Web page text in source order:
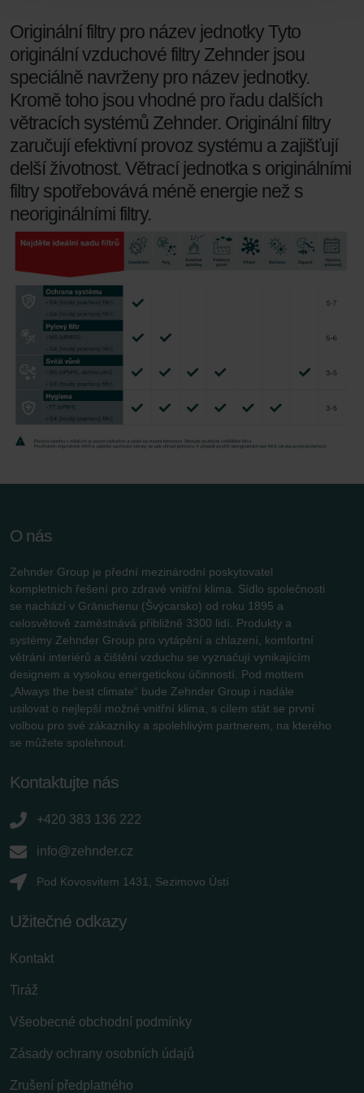
Zehnder Group Schweiz AG: Datenschutz
Zehnder Polska Sp. z o.o.: Oświadczenie o ochronie
danych Zehnder
Zehnder Group UK Limited: Privacy Policy
Originální filtry pro název jednotky Tyto
originální vzduchové filtry Zehnder jsou
speciálně navrženy pro název jednotky.
Kromě toho jsou vhodné pro řadu dalších
větracích systémů Zehnder. Originální filtry
zaručují efektivní provoz systému a zajišťují
delší životnost. Větrací jednotka s originálními
filtry spotřebovává méně energie než s
neoriginálními filtry.
O nás
Zehnder Group je přední mezinárodní poskytovatel
kompletních řešení pro zdravé vnitřní klima. Sídlo společnosti
se nachází v Gränichenu (Švýcarsko) od roku 1895 a
celosvětově zaměstnává přibližně 3300 lidí. Produkty a
systémy Zehnder Group pro vytápění a chlazení, komfortní
větrání interiérů a čištění vzduchu se vyznačují vynikajícím
designem a vysokou energetickou účinností. Pod mottem
„Always the best climate“ bude Zehnder Group i nadále
usilovat o nejlepší možné vnitřní klima, s cílem stát se první
volbou pro své zákazníky a spolehlivým partnerem, na kterého
se můžete spolehnout.
Kontaktujte nás
+420 383 136 222
info@zehnder.cz
Pod Kovosvitem 1431, Sezimovo Ústí
Užitečné odkazy
Kontakt
Tiráž
Všeobecné obchodní podmínky
Zásady ochrany osobních údajů
Zrušení předplatného